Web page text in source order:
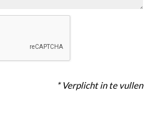
* Verplicht in te vullen